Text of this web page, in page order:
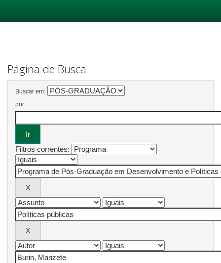
Página de Busca
Buscar em:
por
Filtros correntes: